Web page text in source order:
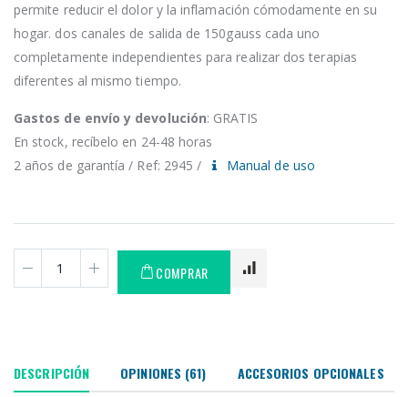
permite reducir el dolor y la inflamación cómodamente en su
hogar. dos canales de salida de 150gauss cada uno
completamente independientes para realizar dos terapias
diferentes al mismo tiempo.
Gastos de envío y devolución: GRATIS
En stock, recíbelo en 24-48 horas
2 años de garantía / Ref: 2945 /
Manual de uso
COMPRAR
DESCRIPCIÓN OPINIONES (61) ACCESORIOS OPCIONALES